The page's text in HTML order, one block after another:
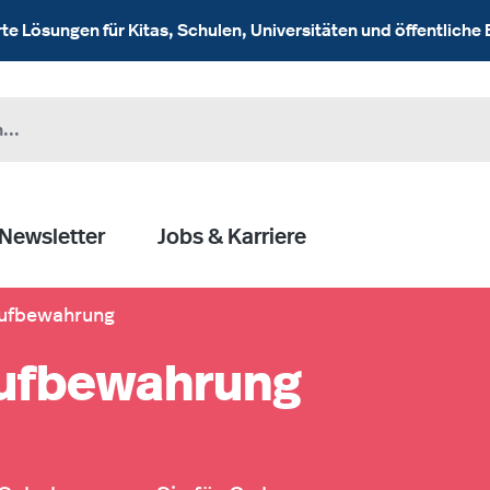
Lösungen für Kitas, Schulen, Universitäten und öffentliche
Newsletter Jobs & Karriere